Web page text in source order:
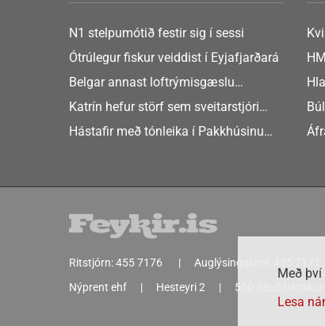
N1 stelpumótið festir sig í sessi
Ótrúlegur fiskur veiddist í Eyjafjarðará
Belgar annast loftrýmisgæslu
Atlandshafsbandalagsins
Katrín hefur störf sem sveitarstjóri
Þingeyjarsveitar
Hástafir með tónleika í Pakkhúsinu
að
Ritstjórn:455 7176 Auglýsingasími:
Nýprent ehf
Hesteyri 2 550 Sauðárkrókur
Með
Lesa